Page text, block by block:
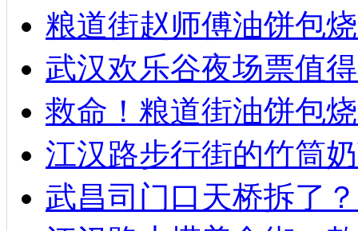
粮道街赵师傅油饼包
武汉欢乐谷夜场票值
救命！粮道街油饼包
江汉路步行街的竹筒
武昌司门口天桥拆了